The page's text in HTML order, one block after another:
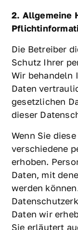
2. Allgemeine
Die Betreiber
Schutz Ihrer
Wir behandeln
Daten
gesetzlichen
dieser
Wenn Sie
verschiedene
erhoben.
Daten, mit
werden
Daten wir
Sie erläutert